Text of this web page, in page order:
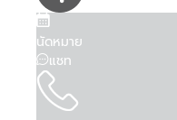
นัดหมาย
แชท